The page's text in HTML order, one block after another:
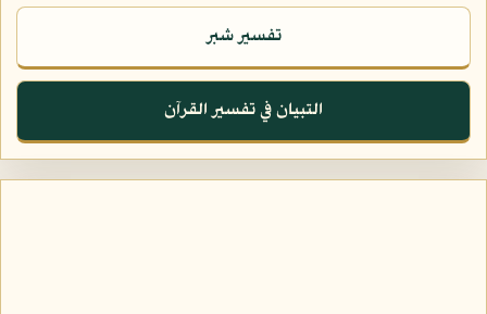
تفسير شبر
التبيان في تفسير القرآن